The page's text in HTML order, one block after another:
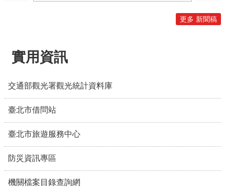
粉絲們跟著aespa走進臺北街頭，解鎖
專屬臺北的追星體驗。 觀傳局表示，8
彩虹、花博公園及臺北市政府前市民廣
場設置四座充滿科技感的「曠野鏡面裝
影。此外，這次更首度為演唱會打造四
款「臺北限定紀念章」，8月8日至14日
山站、圓山站、市政府站及西門町遊客
指出，這次應援加碼推出「Welcome To
MY World 應援集章抽機票」活動，只要
在8月14日前至西門町遊客中心領取官
憩
更多 新聞稿
實用資訊
交通部觀光署觀光統計資料庫
臺北市借問站
臺北市旅遊服務中心
防災資訊專區
機關檔案目錄查詢網